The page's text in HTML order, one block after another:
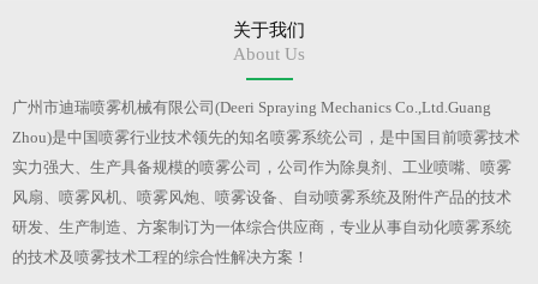
关于我们
About Us
广州市迪瑞喷雾机械有限公司(Deeri Spraying Mechanics Co.,Ltd.Guang
Zhou)是中国喷雾行业技术领先的知名喷雾系统公司，是中国目前喷雾技术
实力强大、生产具备规模的喷雾公司，公司作为除臭剂、工业喷嘴、喷雾
风扇、喷雾风机、喷雾风炮、喷雾设备、自动喷雾系统及附件产品的技术
研发、生产制造、方案制订为一体综合供应商，专业从事自动化喷雾系统
的技术及喷雾技术工程的综合性解决方案！